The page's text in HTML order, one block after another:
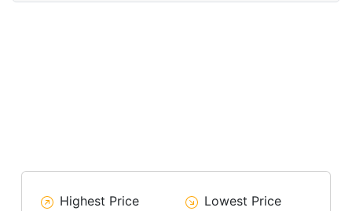
Highest Price Lowest Price